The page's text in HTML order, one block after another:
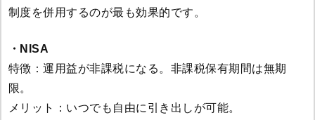
制度を併用するのが最も効果的です。
・NISA
特徴：運用益が非課税になる。非課税保有期間は無期
限。
メリット：いつでも自由に引き出しが可能。